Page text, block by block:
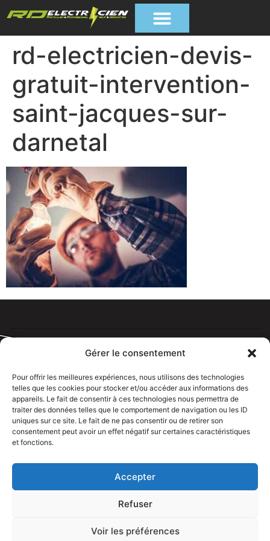
Gérer le consentement
Pour offrir les meilleures expériences, nous utilisons des technologies
telles que les cookies pour stocker et/ou accéder aux informations des
appareils. Le fait de consentir à ces technologies nous permettra de
traiter des données telles que le comportement de navigation ou les ID
uniques sur ce site. Le fait de ne pas consentir ou de retirer son
consentement peut avoir un effet négatif sur certaines caractéristiques
et fonctions.
Accepter
Refuser
Voir les préférences
rd-electricien-devis-
gratuit-intervention-
saint-jacques-sur-
darnetal
Tous droits réservé @rdelectricien.fr –Mentions légales–
Recrutement–
Siege social :82 rue Jeanne d’Arc – 76000 Rouen
Bureau et showroom :